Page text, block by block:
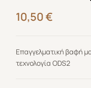
10,50€
Επαγγελματική βαφή
τεχνολογία ODS2